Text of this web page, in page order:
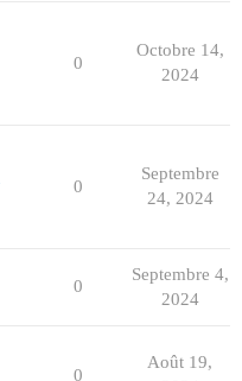
0
Octobre 14,
2024
0
Septembre
24, 2024
0
Septembre 4,
2024
0
Août 19,